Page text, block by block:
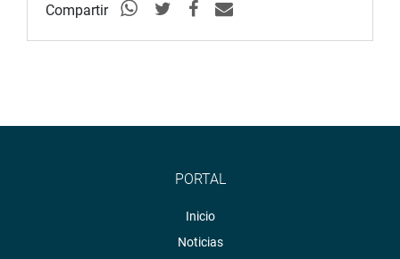
Compartir
PORTAL
Inicio
Noticias